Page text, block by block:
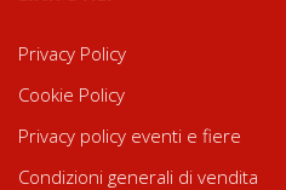
Privacy Policy
Cookie Policy
Privacy policy eventi e fiere
Condizioni generali di vendita